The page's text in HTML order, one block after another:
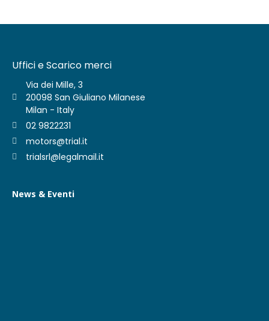
Uffici e Scarico merci
Via dei Mille, 3
20098 San Giuliano Milanese
Milan - Italy
02 9822231
motors@trial.it
trialsrl@legalmail.it
News & Eventi